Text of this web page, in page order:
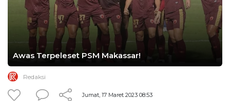
Awas Terpeleset PSM Makassar!
Redaksi
Jumat, 17 Maret 2023 08:53